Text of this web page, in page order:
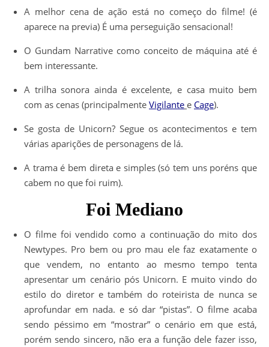
A melhor cena de ação está no começo do filme! (é
aparece na previa) É uma perseguição sensacional!
O Gundam Narrative como conceito de máquina até é
bem interessante.
A trilha sonora ainda é excelente, e casa muito bem
com as cenas (principalmente Vigilante e Cage).
Se gosta de Unicorn? Segue os acontecimentos e tem
várias aparições de personagens de lá.
A trama é bem direta e simples (só tem uns poréns que
cabem no que foi ruim).
Foi Mediano
O filme foi vendido como a continuação do mito dos
Newtypes. Pro bem ou pro mau ele faz exatamente o
que vendem, no entanto ao mesmo tempo tenta
apresentar um cenário pós Unicorn. E muito vindo do
estilo do diretor e também do roteirista de nunca se
aprofundar em nada. e só dar “pistas”. O filme acaba
sendo péssimo em “mostrar” o cenário em que está,
porém sendo sincero, não era a função dele fazer isso,